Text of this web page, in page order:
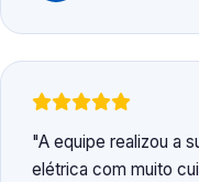
A equipe realizou a
elétrica com muito